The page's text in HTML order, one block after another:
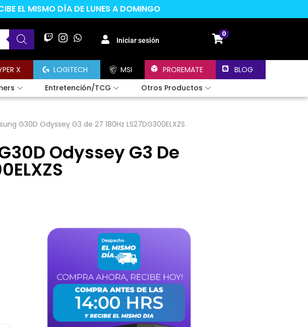
EL MISMO DÍA DE LUNES A DOMINGO
Iniciar sesión
0
X LOGITECH MSI PROREMATE
BLOG
Entretención/TCG Otros Productos
G30D Odyssey G3 de 27 180Hz LS27DG300ELXZS
Odyssey G3 De